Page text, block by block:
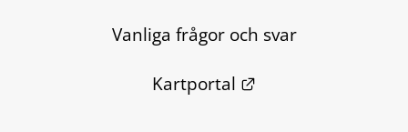
Vanliga frågor och svar
Kartportal
Länk till annan